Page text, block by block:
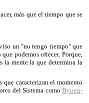
más que el tiempo que se
un "no tengo tiempo" que
podemos ofrecer. Porque,
la mente la que determina la
caracterizan el momento
del Sistema como Byung-